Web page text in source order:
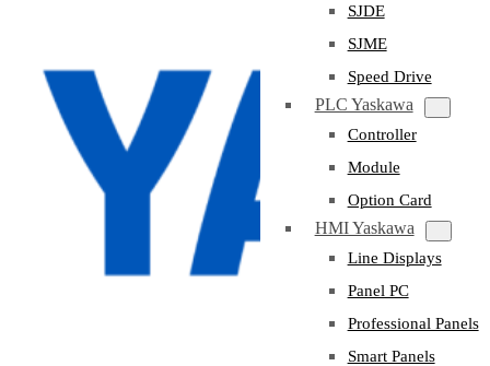
SJDE
SJME
Speed Drive
PLC Yaskawa
Controller
Module
Option Card
HMI Yaskawa
Line Displays
Panel PC
Professional Panels
Smart Panels